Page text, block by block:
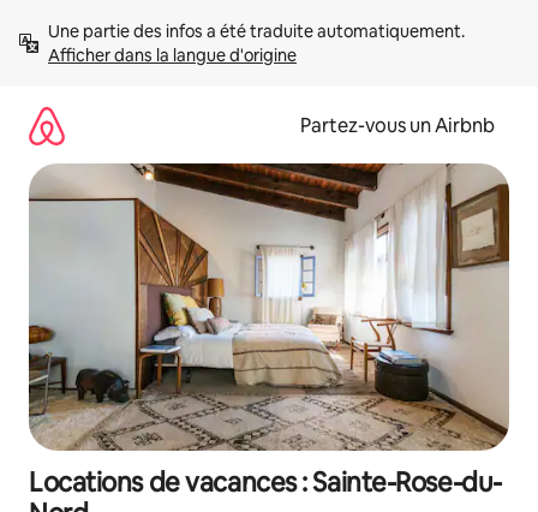
directement
Afficher dans la langue d'origine
Partez-vous un Airbnb
Locations de vacances : Sainte-Rose-du-